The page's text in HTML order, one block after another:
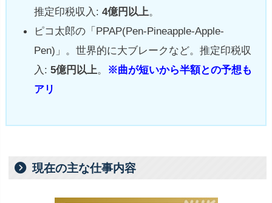
推定印税収入: 4億円以上。
ピコ太郎の「PPAP(Pen-Pineapple-Apple-
Pen)」。世界的に大ブレークなど。推定印税収
入: 5億円以上。 ※曲が短いから半額との予想も
アリ
現在の主な仕事内容